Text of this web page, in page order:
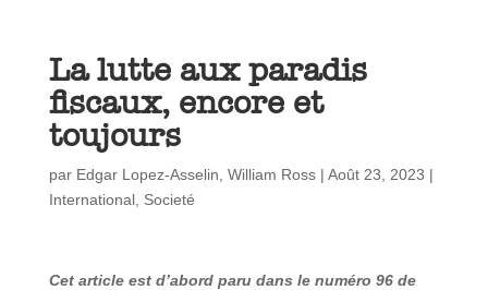
La lutte aux paradis
fiscaux, encore et
toujours
par Edgar Lopez-Asselin William Ross| Août 23, 2023 |
International, Societé
Cet article est d’abord paru dans le numéro 96 de